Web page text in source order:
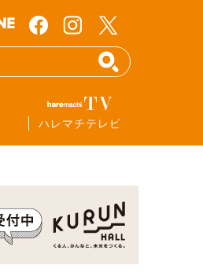
ハレマチテレビ